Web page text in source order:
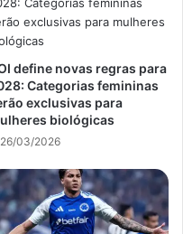
define novas regras para
Categorias femininas
exclusivas para
biológicas
26/03/2026